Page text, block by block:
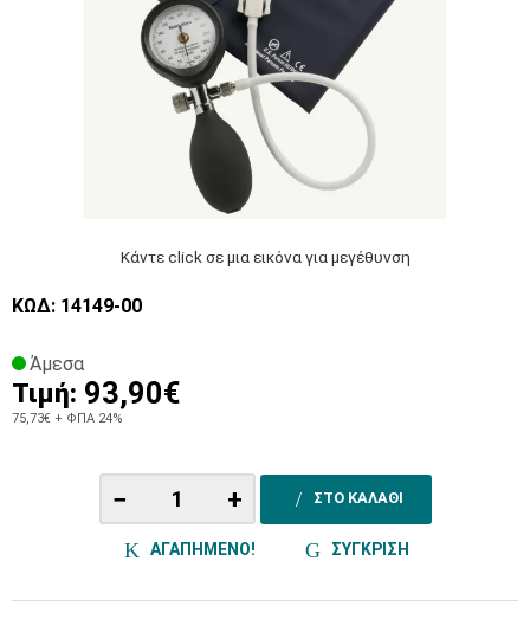
Κάντε click σε μια εικόνα για μεγέθυνση
ΚΩΔ: 14149-00
Άμεσα
Τιμή: 93,90€
75,73€ + ΦΠΑ 24%
− + ΣΤΟ ΚΑΛΑΘΙ
ΑΓΑΠΗΜΕΝΟ! ΣΥΓΚΡΙΣΗ